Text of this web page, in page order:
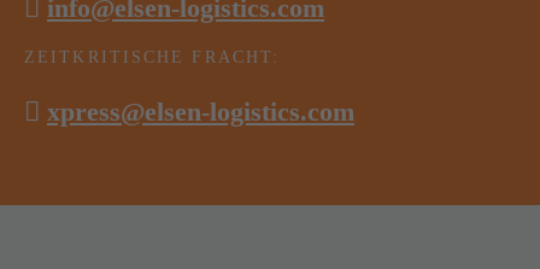
info@elsen-logistics.com
ZEITKRITISCHE FRACHT:
xpress@elsen-logistics.com